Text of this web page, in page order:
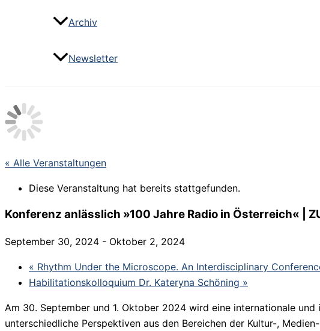
Archiv
Newsletter
« Alle Veranstaltungen
Diese Veranstaltung hat bereits stattgefunden.
Konferenz anlässlich »100 Jahre Radio in Österreich« |
September 30, 2024 - Oktober 2, 2024
« Rhythm Under the Microscope. An Interdisciplinary
Habilitationskolloquium Dr. Kateryna Schöning »
Am 30. September und 1. Oktober 2024 wird eine internationale und
unterschiedliche Perspektiven aus den Bereichen der Kultur-,